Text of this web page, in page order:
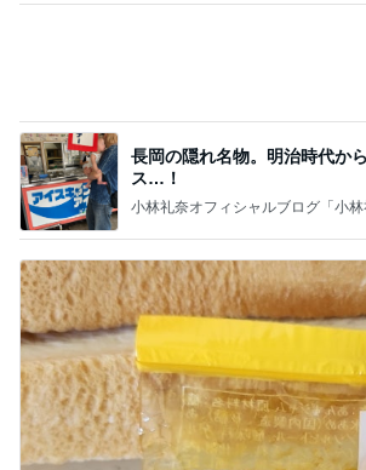
長岡の隠れ名物。明治時代か
ス…！
小林礼奈オフィシャルブログ「小林